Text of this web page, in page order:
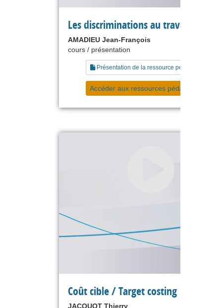
Les discriminations au travail
AMADIEU Jean-François
cours / présentation
Présentation de la ressource pédagogique
Accéder aux ressources pédagogiques
Coût cible / Target costing
JACQUOT Thierry